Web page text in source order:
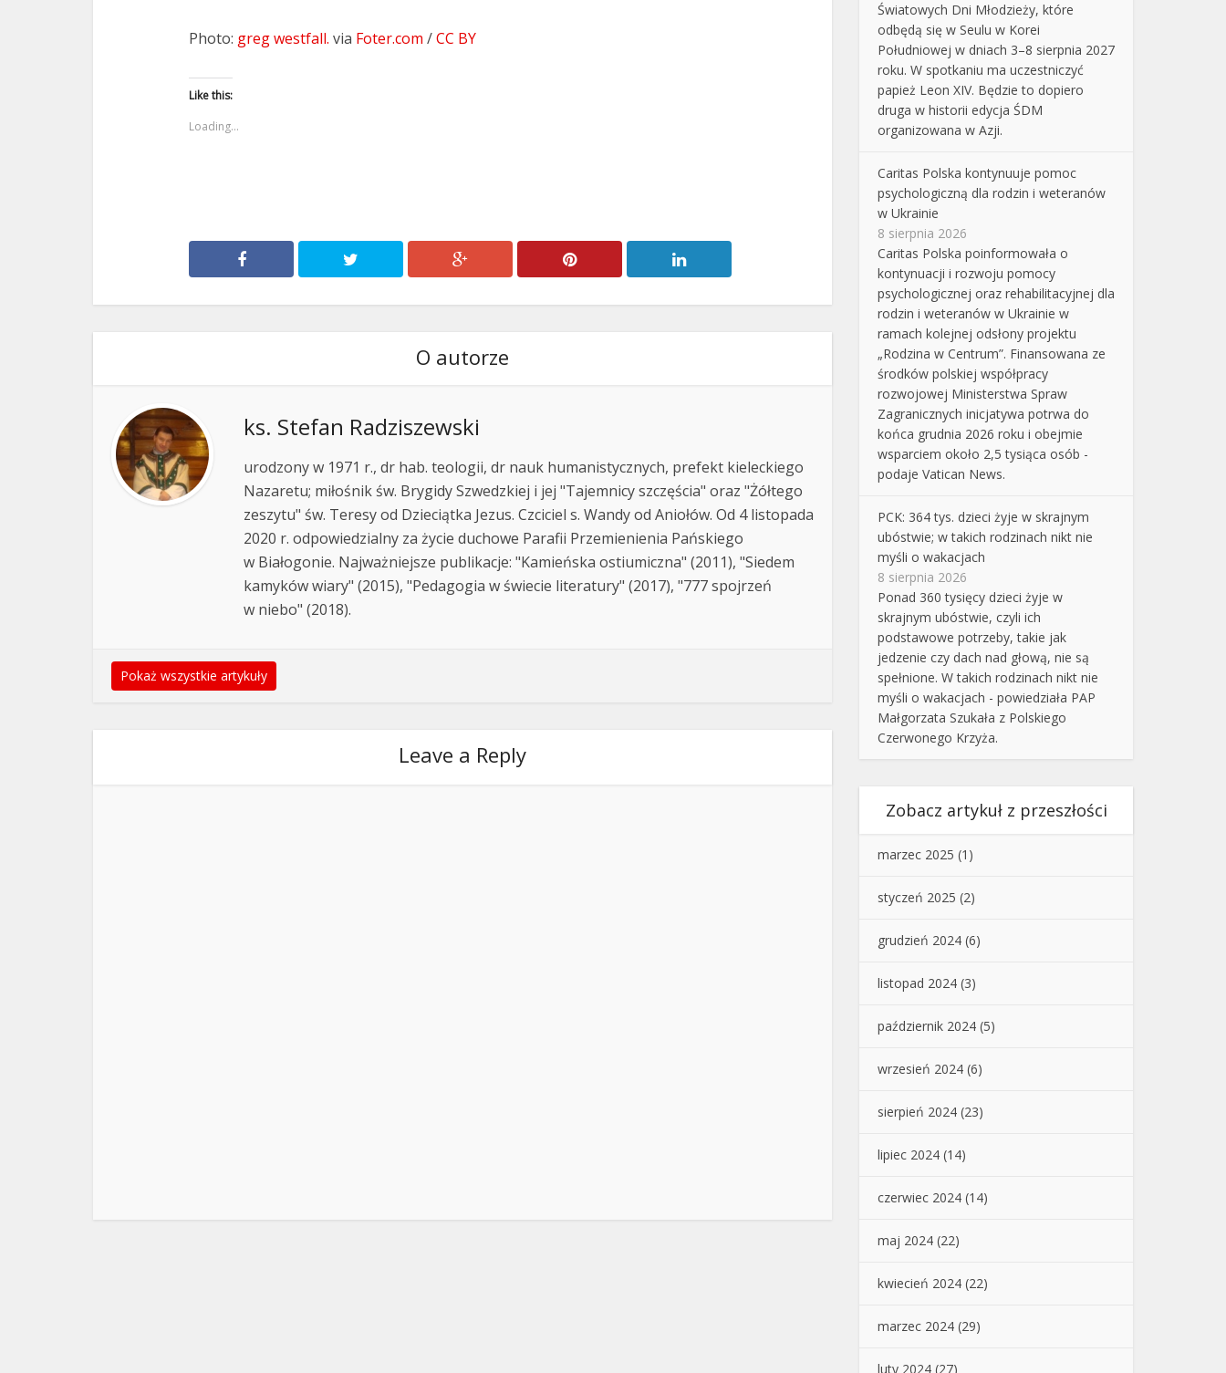
Photo: greg westfall. via Foter.com /CC BY
Like this:
Loading...
O autorze
ks. Stefan Radziszewski
urodzony w 1971 r., dr hab. teologii, dr nauk humanistycznych, prefekt kieleckiego
Nazaretu; miłośnik św. Brygidy Szwedzkiej i jej "Tajemnicy szczęścia" oraz "Żółtego
zeszytu" św. Teresy od Dzieciątka Jezus. Czciciel s. Wandy od Aniołów. Od 4 listopada
2020 r. odpowiedzialny za życie duchowe Parafii Przemienienia Pańskiego
w Białogonie. Najważniejsze publikacje: "Kamieńska ostiumiczna" (2011), "Siedem
kamyków wiary" (2015), "Pedagogia w świecie literatury" (2017), "777 spojrzeń
w niebo" (2018).
Pokaż wszystkie artykuły
Leave a Reply
Światowych Dni Młodzieży, które
odbędą się w Seulu w Korei
Południowej w dniach 3–8 sierpnia 2027
roku. W spotkaniu ma uczestniczyć
papież Leon XIV. Będzie to dopiero
druga w historii edycja ŚDM
organizowana w Azji.
Caritas Polska kontynuuje pomoc
psychologiczną dla rodzin i weteranów
w Ukrainie
8 sierpnia 2026
Caritas Polska poinformowała o
kontynuacji i rozwoju pomocy
psychologicznej oraz rehabilitacyjnej dla
rodzin i weteranów w Ukrainie w
ramach kolejnej odsłony projektu
„Rodzina w Centrum”. Finansowana ze
środków polskiej współpracy
rozwojowej Ministerstwa Spraw
Zagranicznych inicjatywa potrwa do
końca grudnia 2026 roku i obejmie
wsparciem około 2,5 tysiąca osób -
podaje Vatican News.
PCK: 364 tys. dzieci żyje w skrajnym
ubóstwie; w takich rodzinach nikt nie
myśli o wakacjach
8 sierpnia 2026
Ponad 360 tysięcy dzieci żyje w
skrajnym ubóstwie, czyli ich
podstawowe potrzeby, takie jak
jedzenie czy dach nad głową, nie są
spełnione. W takich rodzinach nikt nie
myśli o wakacjach - powiedziała PAP
Małgorzata Szukała z Polskiego
Czerwonego Krzyża.
Zobacz artykuł z przeszłości
marzec 2025 (1)
styczeń 2025 (2)
grudzień 2024 (6)
listopad 2024 (3)
październik 2024 (5)
wrzesień 2024 (6)
sierpień 2024 (23)
lipiec 2024 (14)
czerwiec 2024 (14)
maj 2024 (22)
kwiecień 2024 (22)
marzec 2024 (29)
luty 2024 (27)